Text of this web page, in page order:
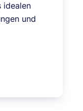
idealen
und